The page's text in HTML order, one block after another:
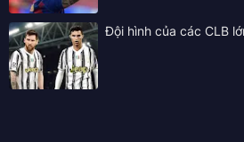
Đội hình của các CLB